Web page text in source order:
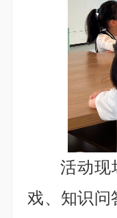
活动现
戏、知识问